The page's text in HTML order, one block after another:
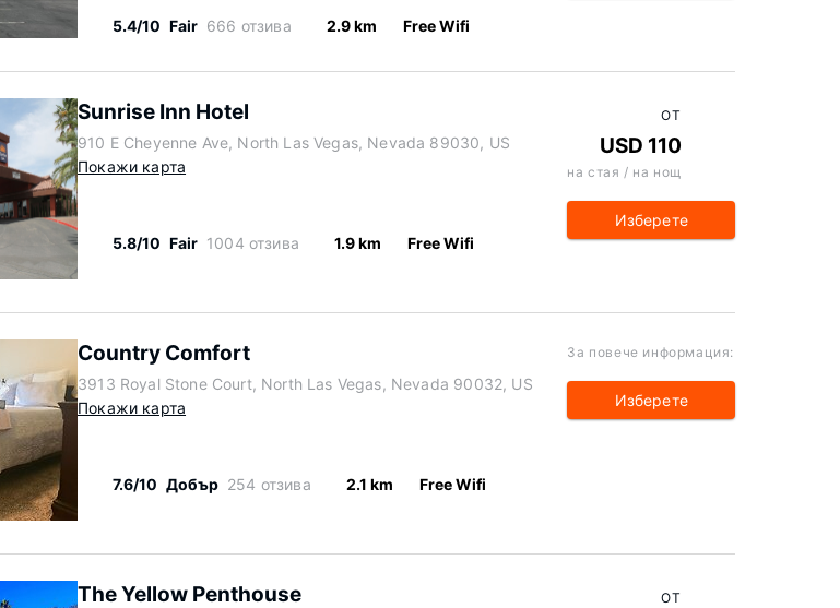
5.4/10 Fair 666 отзива 2.9 km Free Wifi
Sunrise Inn Hotel
910 E Cheyenne Ave, North Las Vegas, Nevada 89030, US
Покажи карта
5.8/10 Fair 1004 отзива 1.9 km Free Wifi
ОТ
USD 110
на стая / на нощ
Изберете
Country Comfort
3913 Royal Stone Court, North Las Vegas, Nevada 90032, US
Покажи карта
7.6/10 Добър 254 отзива 2.1 km Free Wifi
За повече информация:
Изберете
The Yellow Penthouse ОТ